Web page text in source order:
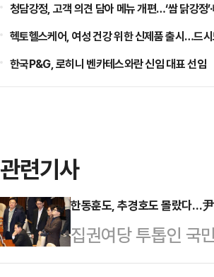
청담강정, 고객 의견 담아 메뉴 개편…‘쌈 닭강정
헥토헬스케어, 여성 건강 위한 신제품 출시…드
한국P&G, 로히니 벤카테스와란 신임 대표 선임
관련기사
한동훈도, 추경호도 몰랐다…
집권여당 투톱인 국
의 비상계엄 선포에